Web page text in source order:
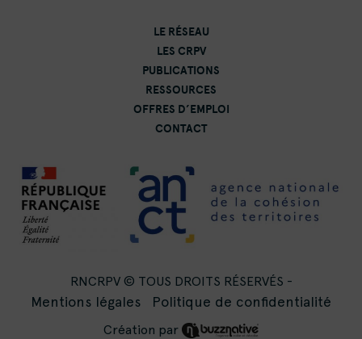
LE RÉSEAU
LES CRPV
PUBLICATIONS
RESSOURCES
OFFRES D’EMPLOI
CONTACT
RNCRPV © TOUS DROITS RÉSERVÉS -
Mentions légales Politique de confidentialité
Création par